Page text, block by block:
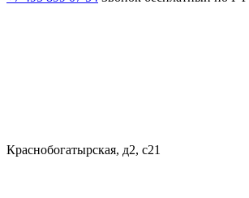
Краснобогатырская, д2, с21